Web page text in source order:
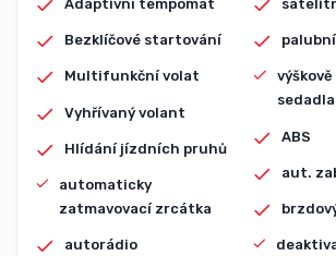
Adaptivní tempomat
Bezklíčové startování
Multifunkční volat
Vyhřívaný volant
Hlídání jízdních pruhů
automaticky
zatmavovací zrcátka
autorádio
sedadla
ABS
aut.